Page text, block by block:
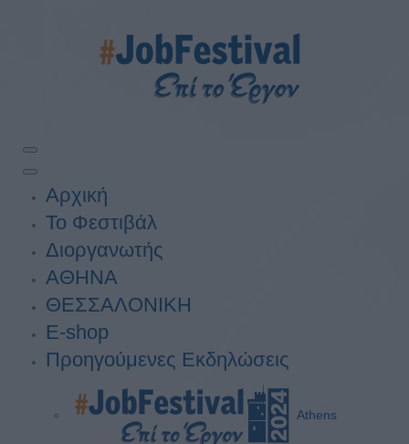
Αρχική
Το Φεστιβάλ
Διοργανωτής
ΑΘΗΝΑ
ΘΕΣΣΑΛΟΝΙΚΗ
E-shop
Προηγούμενες Εκδηλώσεις
Athens